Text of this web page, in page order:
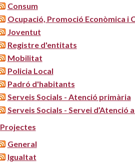
Consum
Ocupació, Promoció Econòmica i
Joventut
Registre d'entitats
Mobilitat
Policia Local
Padró d'habitants
Serveis Socials - Atenció primària
Serveis Socials - Servei d’Atenció
Projectes
General
Igualtat